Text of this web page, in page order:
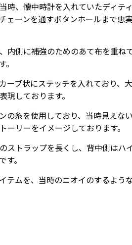
時、懐中時計を入れていたディテ
ェーンを通すボタンホールまで忠
内側に補強のためのあて布を重ね
ーブ状にステッチを入れており、
現しております。
の糸を使用しており、当時見えな
リーをイメージしております。
ストラップを長くし、背中側はハ
。
テムを、当時のニオイのするよう